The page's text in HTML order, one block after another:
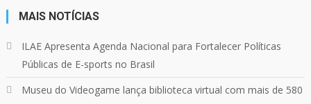
Quebrando o Controle @qocoficial · 11 jun 2024
Confira em nosso site o mais recente REVIEW de
MAIS NOTÍCIAS
ILAE Apresenta Agenda Nacional para Fortalecer Políticas
Públicas de E-sports no Brasil
Museu do Videogame lança biblioteca virtual com mais de 580